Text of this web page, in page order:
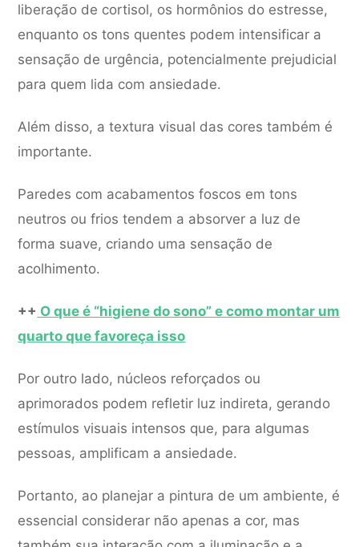
liberação de cortisol, os hormônios do estresse,
enquanto os tons quentes podem intensificar a
sensação de urgência, potencialmente prejudicial
para quem lida com ansiedade.
Além disso, a textura visual das cores também é
importante.
Paredes com acabamentos foscos em tons
neutros ou frios tendem a absorver a luz de
forma suave, criando uma sensação de
acolhimento.
++ O que é “higiene do sono” e como montar um
quarto que favoreça isso
Por outro lado, núcleos reforçados ou
aprimorados podem refletir luz indireta, gerando
estímulos visuais intensos que, para algumas
pessoas, amplificam a ansiedade.
Portanto, ao planejar a pintura de um ambiente, é
essencial considerar não apenas a cor, mas